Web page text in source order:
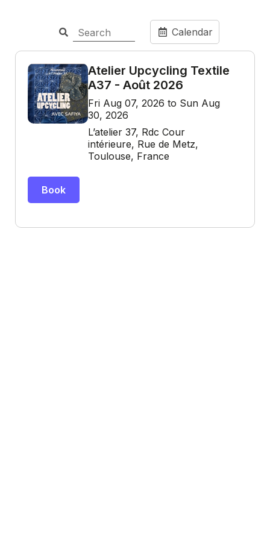
Calendar
Atelier Upcycling Textile
A37 - Août 2026
Fri Aug 07, 2026 to Sun Aug
30, 2026
L’atelier 37, Rdc Cour
intérieure, Rue de Metz,
Toulouse, France
Book